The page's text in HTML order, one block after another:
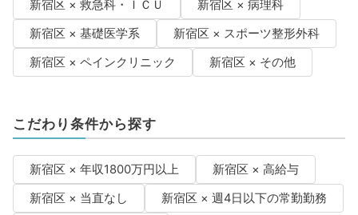
新宿区 × 救急科・ＩＣＵ
新宿区 × 病理科
新宿区 × 基礎医学系
新宿区 × スポーツ整形外科
新宿区 × ペインクリニック
新宿区 × その他
こだわり条件から探す
新宿区 × 年収1800万円以上
新宿区 × 高給与
新宿区 × 当直なし
新宿区 × 週4日以下の常勤勤務